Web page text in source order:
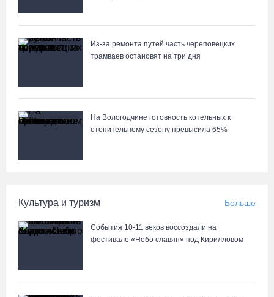
Из-за ремонта путей часть череповецких
трамваев остановят на три дня
На Вологодчине готовность котельных к
отопительному сезону превысила 65%
Культура и туризм Больше
События 10-11 веков воссоздали на
фестивале «Небо славян» под Кирилловом